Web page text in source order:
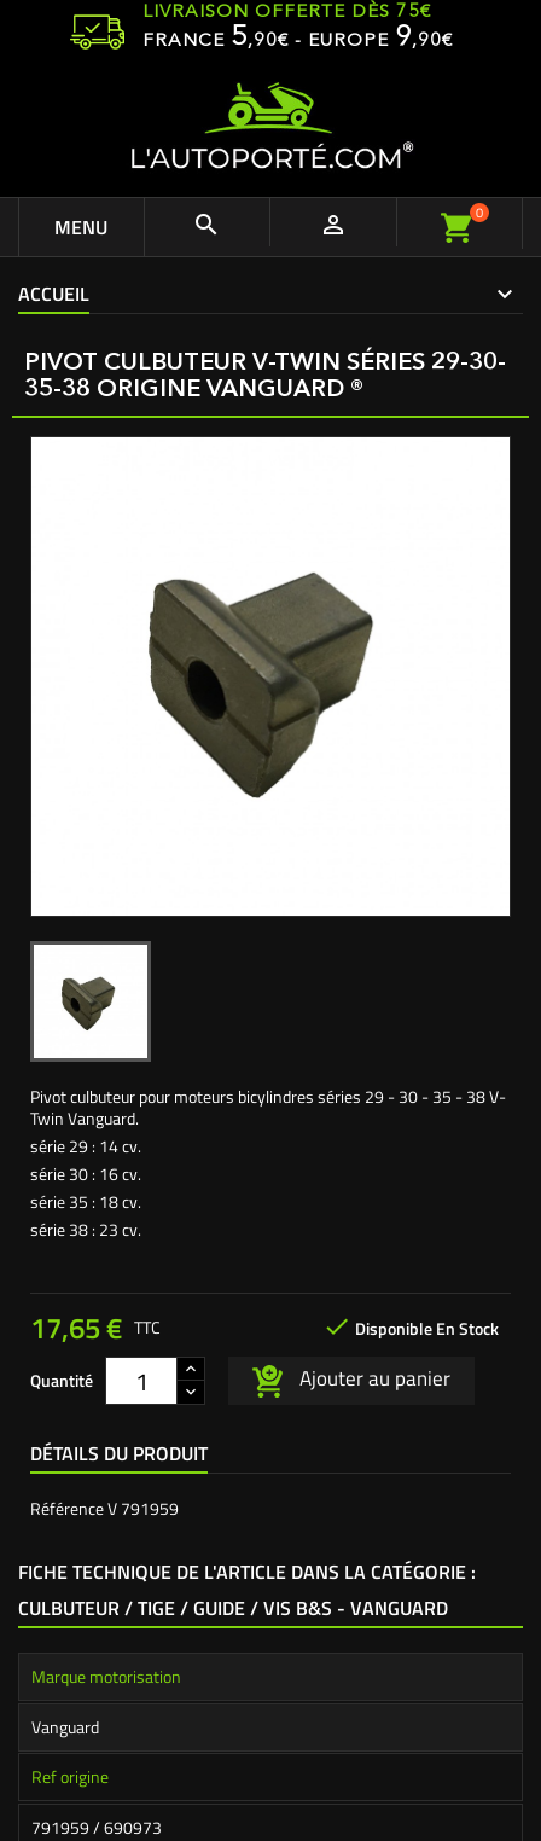
LIVRAISON OFFERTE DÈS 75€
FRANCE 5,90€ - EUROPE 9,90€
MENU   0
ACCUEIL
PIVOT CULBUTEUR V-TWIN SÉRIES 29-30-
35-38 ORIGINE VANGUARD ®
Pivot culbuteur pour moteurs bicylindres séries 29 - 30 - 35 - 38 V-
Twin Vanguard.
série 29 : 14 cv.
série 30 : 16 cv.
série 35 : 18 cv.
série 38 : 23 cv.
17,65 €  Disponible En Stock
TTC
Quantité Ajouter au panier
DÉTAILS DU PRODUIT
RéférenceV 791959
FICHE TECHNIQUE DE L'ARTICLE DANS LA CATÉGORIE :
CULBUTEUR / TIGE / GUIDE / VIS B&S - VANGUARD
Marque motorisation
Vanguard
Ref origine
791959 / 690973